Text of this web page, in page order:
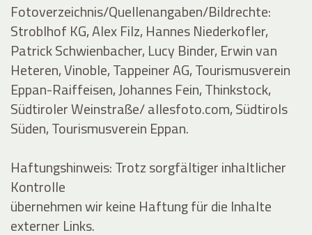
Fotoverzeichnis/Quellenangaben/Bildrechte:
Stroblhof KG, Alex Filz, Hannes Niederkofler,
Patrick Schwienbacher, Lucy Binder, Erwin van
Heteren, Vinoble, Tappeiner AG, Tourismusverein
Eppan-Raiffeisen, Johannes Fein, Thinkstock,
Südtiroler Weinstraße/ allesfoto.com, Südtirols
Süden, Tourismusverein Eppan.
Haftungshinweis: Trotz sorgfältiger inhaltlicher
Kontrolle
übernehmen wir keine Haftung für die Inhalte
externer Links.